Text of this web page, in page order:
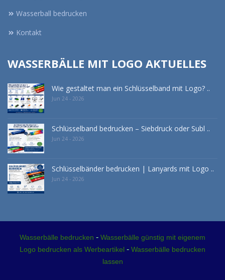
Wasserball bedrucken
Kontakt
WASSERBÄLLE MIT LOGO AKTUELLES
Wie gestaltet man ein Schlüsselband mit Logo? ..
Jun 24 - 2026
Schlüsselband bedrucken – Siebdruck oder Subl ..
Jun 24 - 2026
Schlüsselbänder bedrucken | Lanyards mit Logo ..
Jun 24 - 2026
Wasserbälle bedrucken - Wasserbälle günstig mit eigenem
Logo bedrucken als Werbeartikel - Wasserbälle bedrucken
lassen